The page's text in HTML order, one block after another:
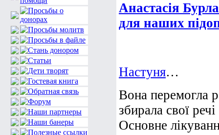
Анастасія
для наших
Настуня…
Вона перемогла
збирала свої
Основне